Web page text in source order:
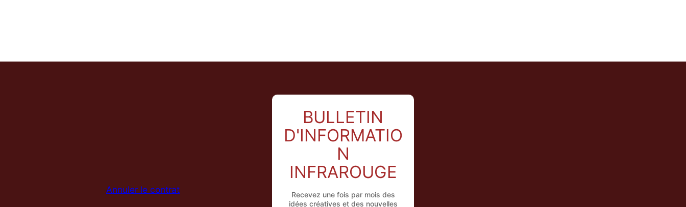
Annuler le contrat
BULLETIN
D'INFORMATIO
N
INFRAROUGE
Recevez une fois par mois des
idées créatives et des nouvelles